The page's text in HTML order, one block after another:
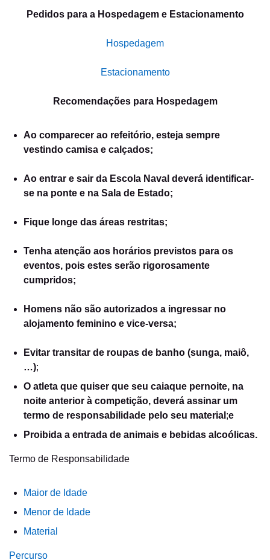
Pedidos para a Hospedagem e Estacionamento
Hospedagem
Estacionamento
Recomendações para Hospedagem
Ao comparecer ao refeitório, esteja sempre
vestindo camisa e calçados;
Ao entrar e sair da Escola Naval deverá identificar-
se na ponte e na Sala de Estado;
Fique longe das áreas restritas;
Tenha atenção aos horários previstos para os
eventos, pois estes serão rigorosamente
cumpridos;
Homens não são autorizados a ingressar no
alojamento feminino e vice-versa;
Evitar transitar de roupas de banho (sunga, maiô,
…);
O atleta que quiser que seu caiaque pernoite, na
noite anterior à competição, deverá assinar um
termo de responsabilidade pelo seu material ;e
Proibida a entrada de animais e bebidas alcoólicas.
Termo de Responsabilidade
Maior de Idade
Menor de Idade
Material
Percurso